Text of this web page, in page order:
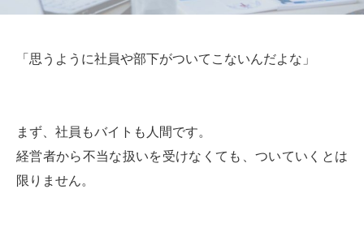
「思うように社員や部下がついてこないんだよな」
まず、社員もバイトも人間です。
経営者から不当な扱いを受けなくても、ついていくとは
限りません。